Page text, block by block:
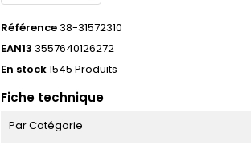
Référence38-31572310
EAN13 3557640126272
En stock1545 Produits
Fiche technique
Par Catégorie